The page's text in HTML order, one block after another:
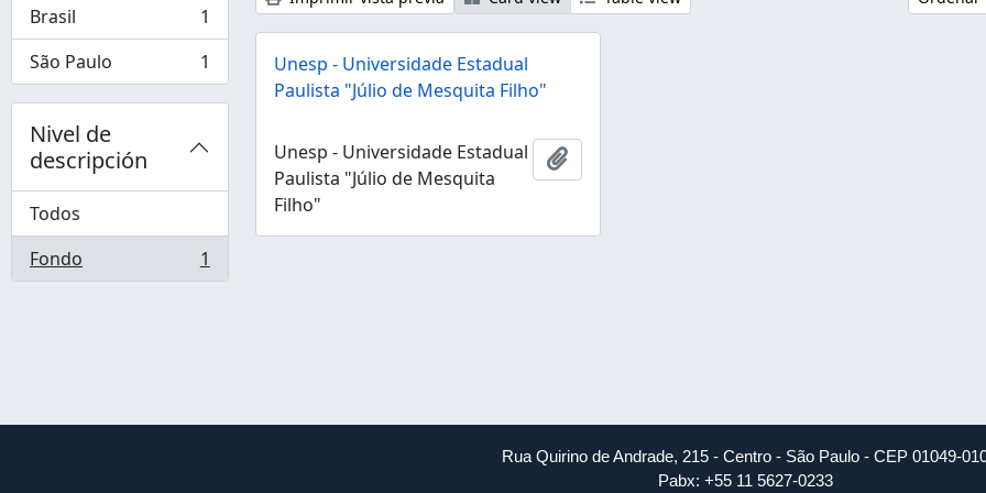
Brasil
, 1 resultados
1
São Paulo
, 1 resultados 1
Nivel de
descripción
Todos
Fondo
, 1 resultados 1
Unesp - Universidade Estadual
Paulista "Júlio de Mesquita Filho"
Unesp - Universidade Estadual
Paulista "Júlio de Mesquita
Filho"
Añadir al portapapeles
Rua Quirino de Andrade, 215 - Centro - São Paulo - CEP 01049-
Pabx: +55 11 5627-0233